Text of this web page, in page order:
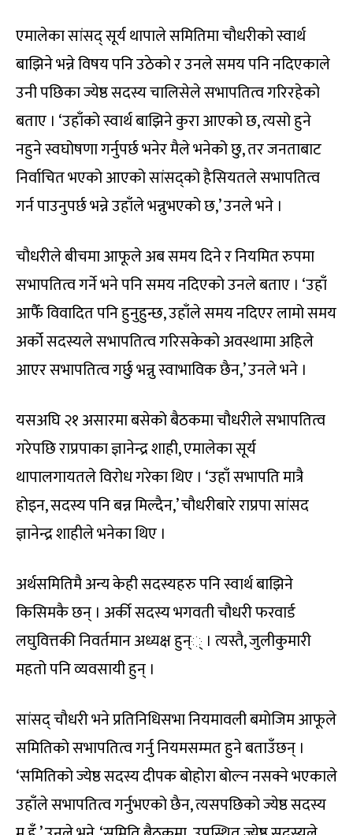
एमालेका सांसद् सूर्य थापाले समितिमा चौधरीको स्वार्थ
बाझिने भन्ने विषय पनि उठेको र उनले समय पनि नदिएकाले
उनी पछिका ज्येष्ठ सदस्य चालिसेले सभापतित्व गरिरहेको
बताए । ‘उहाँको स्वार्थ बाझिने कुरा आएको छ, त्यसो हुने
नहुने स्वघोषणा गर्नुपर्छ भनेर मैले भनेको छु, तर जनताबाट
निर्वाचित भएको आएको सांसद्को हैसियतले सभापतित्व
गर्न पाउनुपर्छ भन्ने उहाँले भन्नुभएको छ,’ उनले भने ।
चौधरीले बीचमा आफूले अब समय दिने र नियमित रुपमा
सभापतित्व गर्ने भने पनि समय नदिएको उनले बताए । ‘उहाँ
आफैँ विवादित पनि हुनुहुन्छ, उहाँले समय नदिएर लामो समय
अर्को सदस्यले सभापतित्व गरिसकेको अवस्थामा अहिले
आएर सभापतित्व गर्छु भन्नु स्वाभाविक छैन,’ उनले भने ।
यसअघि २१ असारमा बसेको बैठकमा चौधरीले सभापतित्व
गरेपछि राप्रपाका ज्ञानेन्द्र शाही, एमालेका सूर्य
थापालगायतले विरोध गरेका थिए । ‘उहाँ सभापति मात्रै
होइन, सदस्य पनि बन्न मिल्दैन,’ चौधरीबारे राप्रपा सांसद
ज्ञानेन्द्र शाहीले भनेका थिए ।
अर्थसमितिमै अन्य केही सदस्यहरु पनि स्वार्थ बाझिने
किसिमकै छन् । अर्की सदस्य भगवती चौधरी फरवार्ड
लघुवित्तकी निवर्तमान अध्यक्ष हुन्् । त्यस्तै, जुलीकुमारी
महतो पनि व्यवसायी हुन् ।
सांसद् चौधरी भने प्रतिनिधिसभा नियमावली बमोजिम आफूले
समितिको सभापतित्व गर्नु नियमसम्मत हुने बताउँछन् ।
‘समितिको ज्येष्ठ सदस्य दीपक बोहोरा बोल्न नसक्ने भएकाले
उहाँले सभापतित्व गर्नुभएको छैन, त्यसपछिको ज्येष्ठ सदस्य